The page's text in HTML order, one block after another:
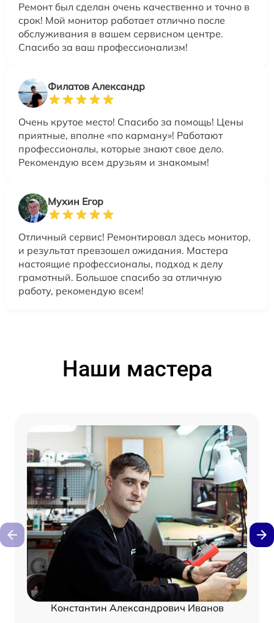
Ремонт был сделан очень качественно и точно в
срок! Мой монитор работает отлично после
обслуживания в вашем сервисном центре.
Спасибо за ваш профессионализм!
Филатов Александр
Очень крутое место! Спасибо за помощь! Цены
приятные, вполне «по карману»! Работают
профессионалы, которые знают свое дело.
Рекомендую всем друзьям и знакомым!
Мухин Егор
Отличный сервис! Ремонтировал здесь монитор,
и результат превзошел ожидания. Мастера
настоящие профессионалы, подход к делу
грамотный. Большое спасибо за отличную
работу, рекомендую всем!
Наши мастера
Константин Александрович Иванов